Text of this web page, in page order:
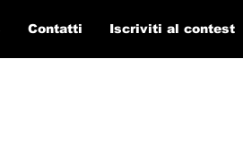
Contatti Iscriviti al contest